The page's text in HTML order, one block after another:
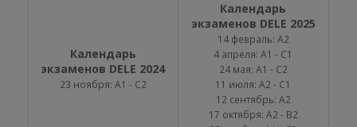
Календарь
экзаменов DELE 2024
23 ноября: A1 - C2
Календарь
экзаменов DELE 2025
14 февраль: A2
4 апреля: A1 - C1
24 мая: A1 - C2
11 июля: A2 - C1
12 сентябрь: A2
17 октября: A2 - B2